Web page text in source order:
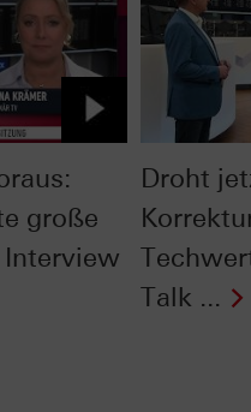
große
Interview
Droht
Talk ...